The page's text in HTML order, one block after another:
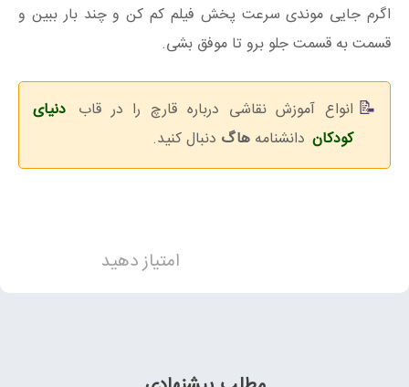
اگرم جایی موندی سرعت پخش فیلم کم کن و چند بار ببین و
قسمت به قسمت جلو برو تا موفق بشی.
انواع آموزش نقاشی درباره قارچ را در قاب دنیای
کودکان دانشنامه هاگ دنبال کنید.
امتیاز دهید